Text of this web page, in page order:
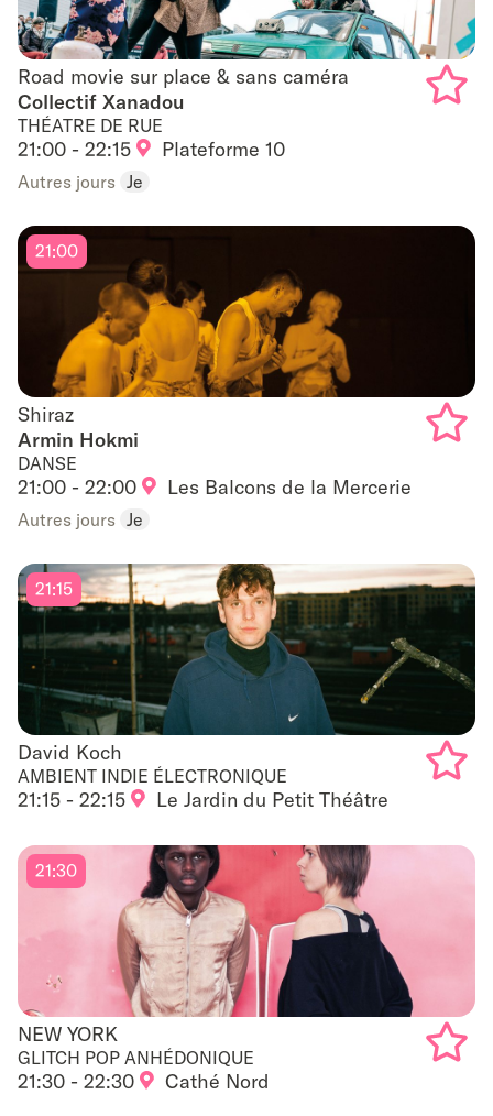
Road movie sur place & sans caméra
Road movie sur place & sans caméra
Collectif Xanadou
THÉATRE DE RUE
21:00 - 22:15 Plateforme 10
Autres jours Je
Shiraz
Shiraz
Armin Hokmi
DANSE
21:00 - 22:00 Les Balcons de la Mercerie
21:00
Autres jours Je
David Koch
David Koch
AMBIENT INDIE ÉLECTRONIQUE
21:15 - 22:15 Le Jardin du Petit Théâtre
21:15
to
NEW YORK
NEW YORK
GLITCH POP ANHÉDONIQUE
21:30 - 22:30 Cathé Nord
21:30